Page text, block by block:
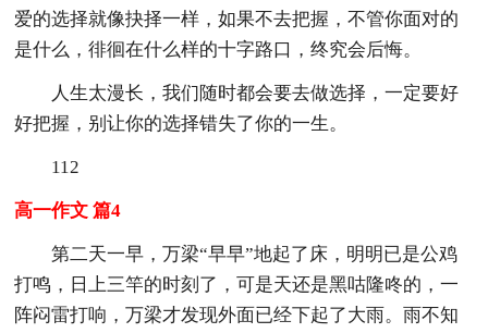
爱的选择就像抉择一样，如果不去把握，不管你面对的
是什么，徘徊在什么样的十字路口，终究会后悔。
人生太漫长，我们随时都会要去做选择，一定要好
好把握，别让你的选择错失了你的一生。
112
高一作文 篇4
第二天一早，万梁“早早”地起了床，明明已是公鸡
打鸣，日上三竿的时刻了，可是天还是黑咕隆咚的，一
阵闷雷打响，万梁才发现外面已经下起了大雨。雨不知